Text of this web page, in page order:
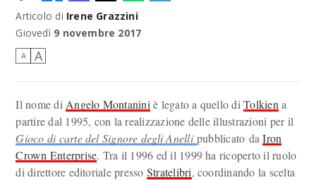
Articolo di Irene Grazzini
Giovedì 9 novembre 2017
A A
Il nome di Angelo Montanini è legato a quello diTolkien a
partire dal 1995, con la realizzazione delle illustrazioni per il
Gioco di carte del Signore degli Anellipubblicato daIron
Crown Enterprise. Tra il 1996 ed il 1999 ha ricoperto il ruolo
di direttore editoriale presso Stratelibri, coordinando la scelta